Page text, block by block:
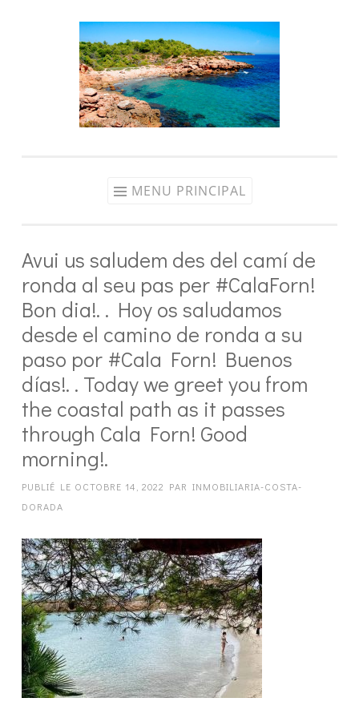
MENU PRINCIPAL
Avui us saludem des del camí de
ronda al seu pas per #CalaForn!
Bon dia!. . Hoy os saludamos
desde el camino de ronda a su
paso por #Cala Forn! Buenos
días!. . Today we greet you from
the coastal path as it passes
through Cala Forn! Good
morning!.
PUBLIÉ LE OCTOBRE 14, 2022 PAR INMOBILIARIA-COSTA-
DORADA